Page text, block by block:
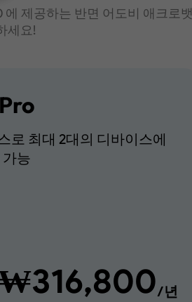
제공하는 반면 어도비 애크로뱃
세요!
로 최대 2대의 디바이스에
능
/년